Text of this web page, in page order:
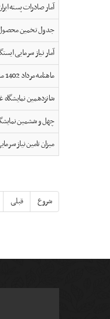
آمار صادرات پسته ایران
جدول تخمین محصول
آمار نیاز سرمایی ایستگاه
ماهنامه مرداد 1402 منتشر شد...
شانزدهمین
چهل و ششمین
میزان تامین نیاز
شروع قبلی